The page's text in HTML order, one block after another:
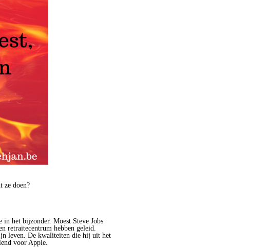
ze doen?
in het bijzonder. Moest Steve Jobs
retraitecentrum hebben geleid.
leven. De kwaliteiten die hij uit het
voor Apple.